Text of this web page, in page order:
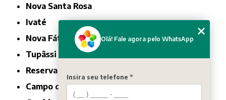
Nova Santa Rosa
Ivaté
Nova Fátima
Tupãssi
Reserva do Iguaçu
Campo do Tenente
Olá! Fale agora pelo WhatsApp
Insira seu telefone *